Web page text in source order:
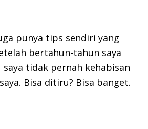
punya tips sendiri yang
bertahun-tahun saya
tidak pernah kehabisan
Bisa ditiru? Bisa banget.